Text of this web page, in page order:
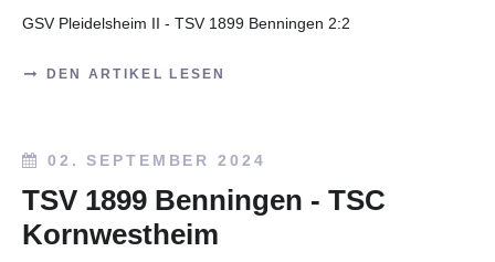
GSV Pleidelsheim II - TSV 1899 Benningen 2:2
DEN ARTIKEL LESEN
02. SEPTEMBER 2024
TSV 1899 Benningen - TSC
Kornwestheim